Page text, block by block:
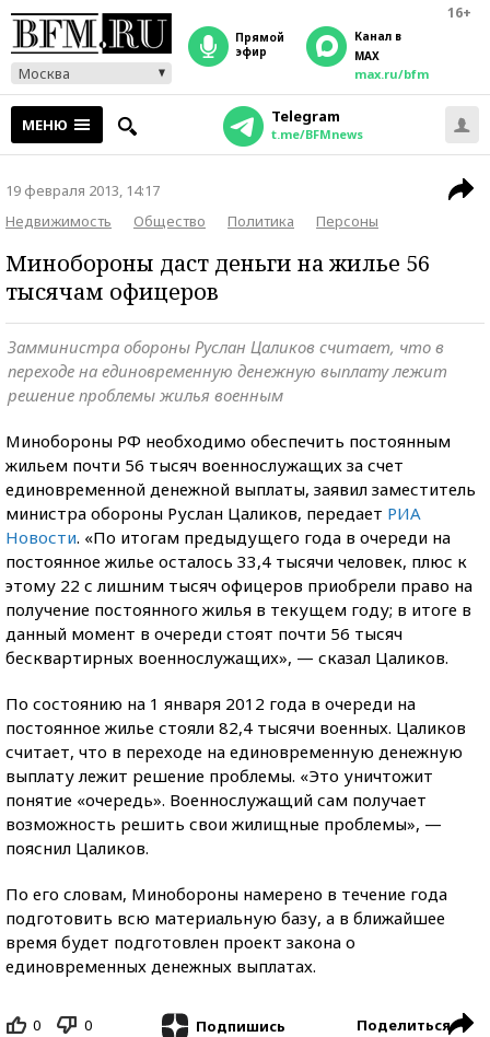
16+
Москва
прямой
эфир
Канал в
MAX
max.ru/bfm
МЕНЮ Telegram
t.me/BFMnews
19 февраля 2013, 14:17
Недвижимость
Общество Политика Персоны
Минобороны даст деньги на жилье 56
тысячам офицеров
Замминистра обороны Руслан Цаликов считает, что в
переходе на единовременную денежную выплату лежит
решение проблемы жилья военным
Минобороны РФ необходимо обеспечить постоянным
жильем почти 56 тысяч военнослужащих за счет
единовременной денежной выплаты, заявил заместитель
министра обороны Руслан Цаликов, передает РИА
Новости. «По итогам предыдущего года в очереди на
постоянное жилье осталось 33,4 тысячи человек, плюс к
этому 22 с лишним тысяч офицеров приобрели право на
получение постоянного жилья в текущем году; в итоге в
данный момент в очереди стоят почти 56 тысяч
бесквартирных военнослужащих», — сказал Цаликов.
По состоянию на 1 января 2012 года в очереди на
постоянное жилье стояли 82,4 тысячи военных. Цаликов
считает, что в переходе на единовременную денежную
выплату лежит решение проблемы. «Это уничтожит
понятие «очередь». Военнослужащий сам получает
возможность решить свои жилищные проблемы», —
пояснил Цаликов.
По его словам, Минобороны намерено в течение года
подготовить всю материальную базу, а в ближайшее
время будет подготовлен проект закона о
единовременных денежных выплатах.
0 0 Подпишись Поделиться